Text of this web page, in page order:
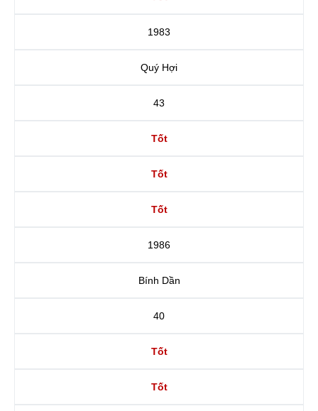
1983
Quý Hợi
43
Tốt
Tốt
Tốt
1986
Bính Dần
40
Tốt
Tốt